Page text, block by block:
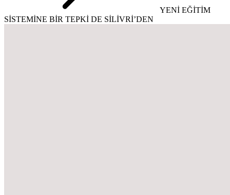
YENİ EĞİTİM
SİSTEMİNE BİR TEPKİ DE SİLİVRİ’DEN